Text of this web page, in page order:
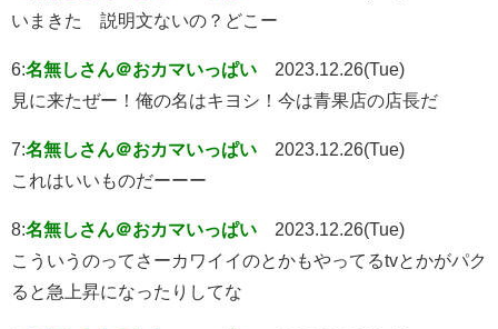
いまきた 説明文ないの？どこー
6:名無しさん＠おカマいっぱい
2023.12.26(Tue)
見に来たぜー！俺の名はキヨシ！今は青果店の店長だ
7:名無しさん＠おカマいっぱい
2023.12.26(Tue)
これはいいものだーーー
8:名無しさん＠おカマいっぱい
2023.12.26(Tue)
こういうのってさーカワイイのとかもやってるtvとかがパク
ると急上昇になったりしてな